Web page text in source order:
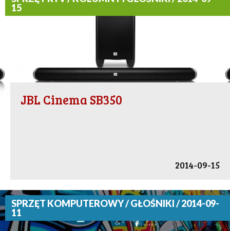
15
JBL Cinema SB350
2014-09-15
SPRZĘT KOMPUTEROWY / GŁOŚNIKI / 2014-09-
11